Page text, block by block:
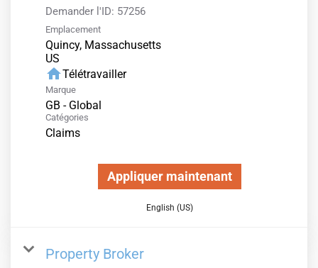
Demander l'ID: 57256
Emplacement
Quincy, Massachusetts
homeTélétravailler
Marque
GB - Global
Catégories
Claims
Appliquer maintenant
English (US)
Property Broker